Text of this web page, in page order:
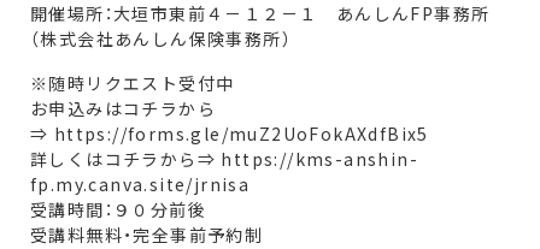
開催場所：大垣市東前４－１２－１ あんしんFP事務所
（株式会社あんしん保険事務所）
※随時リクエスト受付中
お申込みはコチラから
⇒ https://forms.gle/muZ2UoFokAXdfBix5
詳しくはコチラから⇒ https://kms-anshin-
fp.my.canva.site/jrnisa
受講時間：９０分前後
受講料無料・完全事前予約制